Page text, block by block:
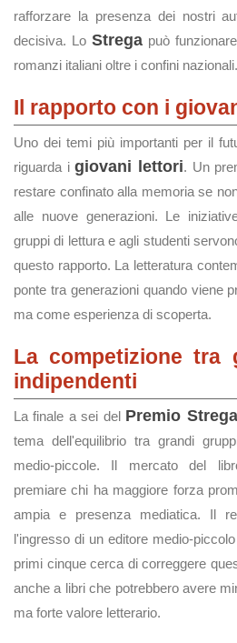
rafforzare la presenza dei nostri
decisiva. Lo Strega può
romanzi italiani oltre i confini nazionali.
Il rapporto con i
Uno dei temi più importanti per il
riguarda igiovani lettori. Un
restare confinato alla memoria se
alle nuove generazioni. Le
gruppi di lettura e agli studenti
questo rapporto. La letteratura
ponte tra generazioni quando viene
ma come esperienza di scoperta.
La competizione tra
indipendenti
La finale a sei del Premio
tema dell'equilibrio tra grandi
medio-piccole. Il mercato del
premiare chi ha maggiore forza
ampia e presenza mediatica. Il
l'ingresso di un editore medio-
primi cinque cerca di correggere
anche a libri che potrebbero avere
ma forte valore letterario.